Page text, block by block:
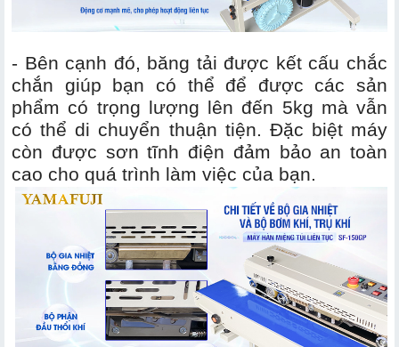
- Bên cạnh đó, băng tải được kết cấu chắc
chắn giúp bạn có thể để được các sản
phẩm có trọng lượng lên đến 5kg mà vẫn
có thể di chuyển thuận tiện. Đặc biệt máy
còn được sơn tĩnh điện đảm bảo an toàn
cao cho quá trình làm việc của bạn.